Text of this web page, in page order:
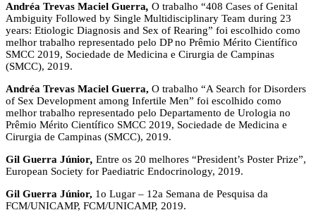
Andréa Trevas Maciel Guerra, O trabalho “408 Cases of Genital
Ambiguity Followed by Single Multidisciplinary Team during 23
years: Etiologic Diagnosis and Sex of Rearing” foi escolhido como
melhor trabalho representado pelo DP no Prêmio Mérito Científico
SMCC 2019, Sociedade de Medicina e Cirurgia de Campinas
(SMCC), 2019.
Andréa Trevas Maciel Guerra, O trabalho “A Search for Disorders
of Sex Development among Infertile Men” foi escolhido como
melhor trabalho representado pelo Departamento de Urologia no
Prêmio Mérito Científico SMCC 2019, Sociedade de Medicina e
Cirurgia de Campinas (SMCC), 2019.
Gil Guerra Júnior, Entre os 20 melhores “President’s Poster Prize”,
European Society for Paediatric Endocrinology, 2019.
Gil Guerra Júnior, 1o Lugar – 12a Semana de Pesquisa da
FCM/UNICAMP, FCM/UNICAMP, 2019.